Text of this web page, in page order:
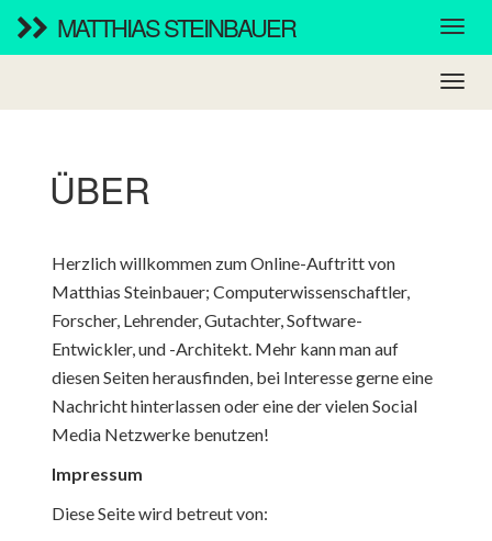
MATTHIAS STEINBAUER
ÜBER
Herzlich willkommen zum Online-Auftritt von
Matthias Steinbauer; Computerwissenschaftler,
Forscher, Lehrender, Gutachter, Software-
Entwickler, und -Architekt. Mehr kann man auf
diesen Seiten herausfinden, bei Interesse gerne eine
Nachricht hinterlassen oder eine der vielen Social
Media Netzwerke benutzen!
Impressum
Diese Seite wird betreut von: